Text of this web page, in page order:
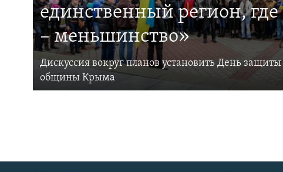
единственный регион,
– меньшинство»
Дискуссия вокруг планов установить День
общины Крыма